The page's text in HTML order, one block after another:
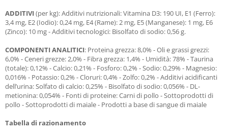
ADDITIVI (per kg): Additivi nutrizionali: Vitamina D3: 190 UI, E1 (Ferro):
3,4 mg, E2 (Iodio): 0,24 mg, E4 (Rame): 2 mg, E5 (Manganese): 1 mg, E6
(Zinco): 10 mg - Additivi tecnologici: Bisolfato di sodio: 0,56 g.
COMPONENTI ANALITICI: Proteina grezza: 8,0% - Oli e grassi grezzi:
6,0% - Ceneri grezze: 2,0% - Fibra grezza: 1,4% - Umidità: 78% - Taurina
(totale): 0,12% - Calcio: 0,21% - Fosforo: 0,2% - Sodio: 0,29% - Magnesio:
0,016% - Potassio: 0,2% - Cloruri: 0,4% - Zolfo: 0,2% - Additivi acidificanti
dell’urina: Solfato di calcio: 0,25% - Bisolfato di sodio: 0,056% - DL-
metionina: 0,054% - Fonti di proteine: Carni di pollo - Sottoprodotti di
pollo - Sottoprodotti di maiale - Prodotti a base di sangue di maiale
Tabella di razionamento